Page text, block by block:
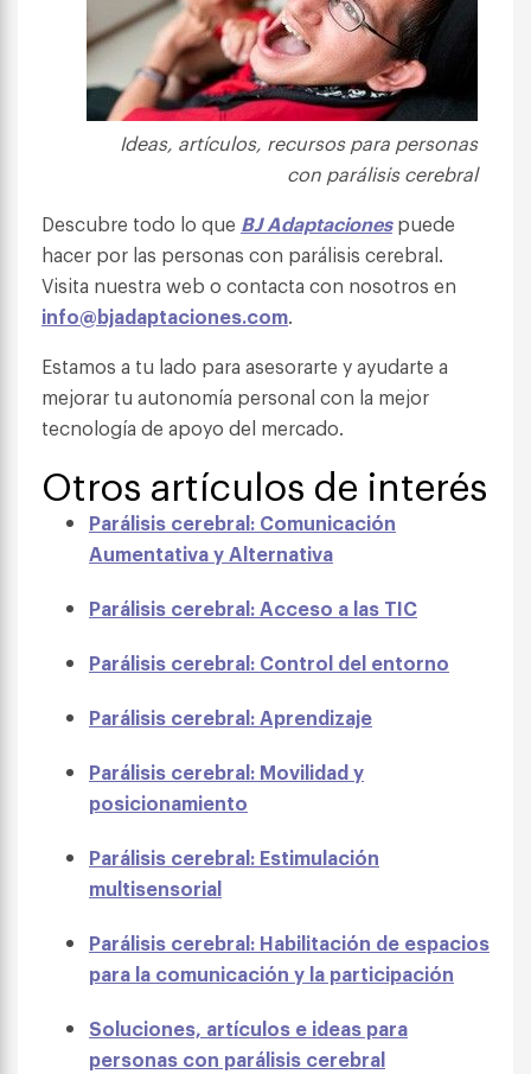
Ideas, artículos, recursos para personas
con parálisis cerebral
Descubre todo lo que BJ Adaptacionespuede
hacer por las personas con parálisis cerebral.
Visita nuestra web o contacta con nosotros en
info@bjadaptaciones.com.
Estamos a tu lado para asesorarte y ayudarte a
mejorar tu autonomía personal con la mejor
tecnología de apoyo del mercado.
Otros artículos de interés
Parálisis cerebral: Comunicación
Aumentativa y Alternativa
Parálisis cerebral: Acceso a las TIC
Parálisis cerebral: Control del entorno
Parálisis cerebral: Aprendizaje
Parálisis cerebral: Movilidad y
posicionamiento
Parálisis cerebral: Estimulación
multisensorial
Parálisis cerebral: Habilitación de espacios
para la comunicación y la participación
Soluciones, artículos e ideas para
personas con parálisis cerebral